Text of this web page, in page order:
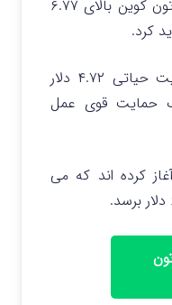
شکست گاوها در حفظ قیمت تون کوین بالای ۶.۷۷
ارز TONدر ۵ آگوست به حمایت حیاتی ۴.۷۲ دلار
حمایت قوی عمل
کرده اند که می